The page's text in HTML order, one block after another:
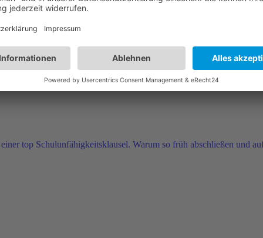
Wir zeigen es euch an einem Beispiel.
top Schulunfähigkeitsklausel. Warum so früh abschließen und